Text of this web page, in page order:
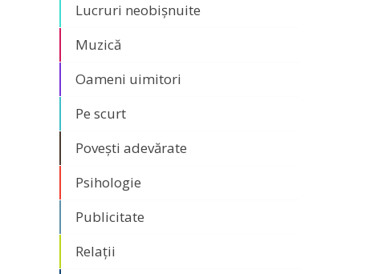
Lucruri neobișnuite
Muzică
Oameni uimitori
Pe scurt
Povești adevărate
Psihologie
Publicitate
Relații